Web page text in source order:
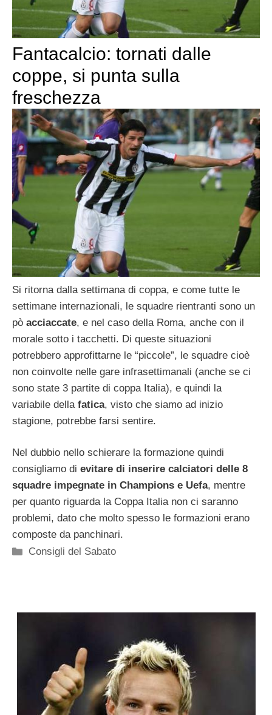
Fantacalcio: tornati dalle
coppe, si punta sulla
freschezza
Si ritorna dalla settimana di coppa, e come tutte le
settimane internazionali, le squadre rientranti sono un
pò acciaccate, e nel caso della Roma, anche con il
morale sotto i tacchetti. Di queste situazioni
potrebbero approfittarne le “piccole”, le squadre cioè
non coinvolte nelle gare infrasettimanali (anche se ci
sono state 3 partite di coppa Italia), e quindi la
variabile della fatica, visto che siamo ad inizio
stagione, potrebbe farsi sentire.
Nel dubbio nello schierare la formazione quindi
consigliamo di evitare di inserire calciatori delle 8
squadre impegnate in Champions e Uefa, mentre
per quanto riguarda la Coppa Italia non ci saranno
problemi, dato che molto spesso le formazioni erano
composte da panchinari.
Categorie
Consigli del Sabato